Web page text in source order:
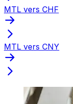
MTL vers CHF
MTL vers CNY